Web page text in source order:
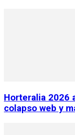
Horteralia 2026
colapso web y